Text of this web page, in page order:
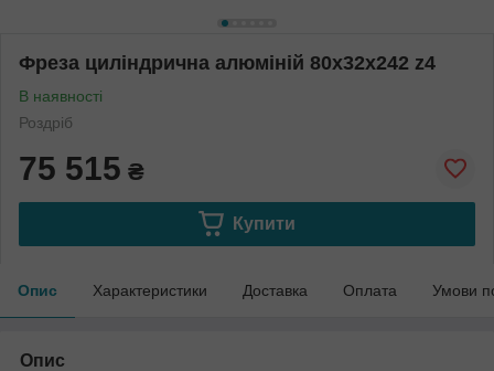
Фреза циліндрична алюміній 80х32х242 z4
В наявності
Роздріб
75 515 ₴
Купити
Опис Характеристики Доставка Оплата Умови
Опис